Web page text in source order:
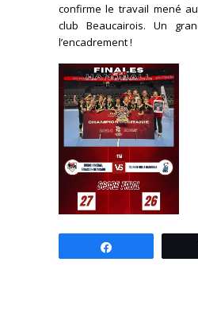
confirme le travail mené
club Beaucairois. Un
l’encadrement !